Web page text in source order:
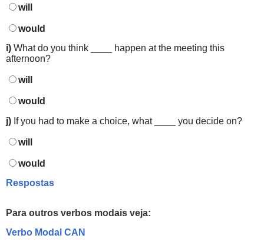
will
would
i) What do you think ____ happen at the meeting this
afternoon?
will
would
j) If you had to make a choice, what ____ you decide on?
will
would
Respostas
Para outros verbos modais veja:
Verbo Modal CAN